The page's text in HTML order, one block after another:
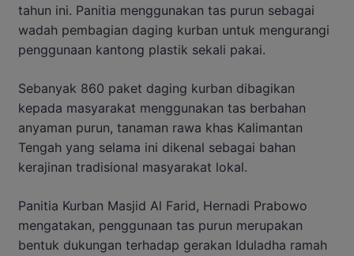
tahun ini. Panitia menggunakan tas purun sebagai
wadah pembagian daging kurban untuk mengurangi
penggunaan kantong plastik sekali pakai.
Sebanyak 860 paket daging kurban dibagikan
kepada masyarakat menggunakan tas berbahan
anyaman purun, tanaman rawa khas Kalimantan
Tengah yang selama ini dikenal sebagai bahan
kerajinan tradisional masyarakat lokal.
Panitia Kurban Masjid Al Farid, Hernadi Prabowo
mengatakan, penggunaan tas purun merupakan
bentuk dukungan terhadap gerakan Iduladha ramah